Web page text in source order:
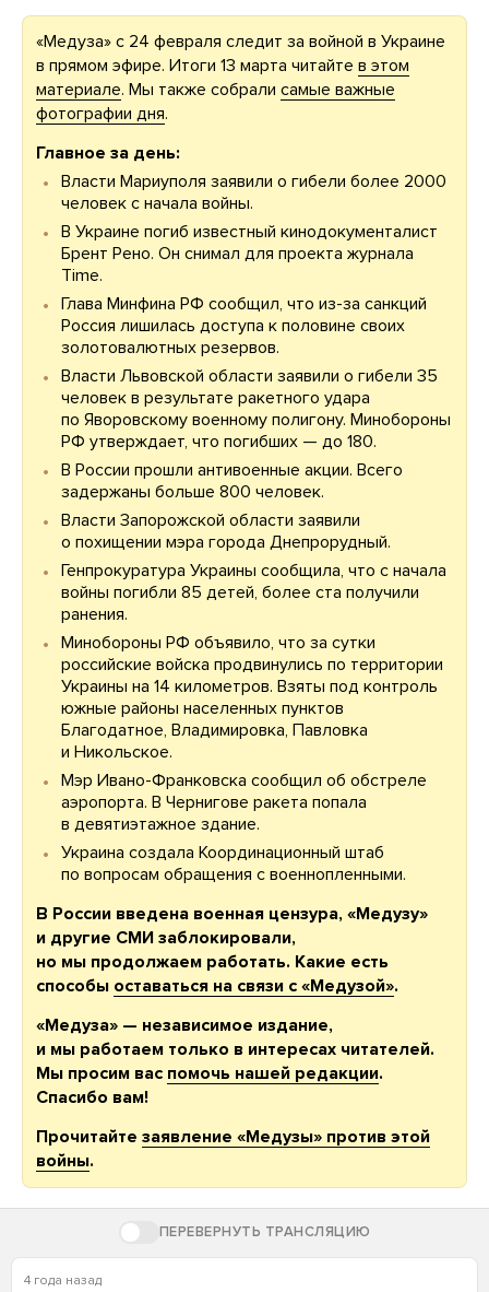
«Медуза» с 24 февраля следит за войной в Украине
в прямом эфире. Итоги 13 марта читайте в этом
материале. Мы также собрали самые важные
фотографии дня.
Главное за день:
Власти Мариуполя заявили о гибели более 2000
человек с начала войны.
В Украине погиб известный кинодокументалист
Брент Рено. Он снимал для проекта журнала
Time.
Глава Минфина РФ сообщил, что из-за санкций
Россия лишилась доступа к половине своих
золотовалютных резервов.
Власти Львовской области заявили о гибели 35
человек в результате ракетного удара
по Яворовскому военному полигону. Минобороны
РФ утверждает, что погибших — до 180.
В России прошли антивоенные акции. Всего
задержаны больше 800 человек.
Власти Запорожской области заявили
о похищении мэра города Днепрорудный.
Генпрокуратура Украины сообщила, что с начала
войны погибли 85 детей, более ста получили
ранения.
Минобороны РФ объявило, что за сутки
российские войска продвинулись по территории
Украины на 14 километров. Взяты под контроль
южные районы населенных пунктов
Благодатное, Владимировка, Павловка
и Никольское.
Мэр Ивано-Франковска сообщил об обстреле
аэропорта. В Чернигове ракета попала
в девятиэтажное здание.
Украина создала Координационный штаб
по вопросам обращения с военнопленными.
В России введена военная цензура, «Медузу»
и другие СМИ заблокировали,
но мы продолжаем работать. Какие есть
способы оставаться на связи с «Медузой».
«Медуза» — независимое издание,
и мы работаем только в интересах читателей.
Мы просим вас помочь нашей редакции.
Спасибо вам!
Прочитайте заявление «Медузы» против этой
войны.
ПЕРЕВЕРНУТЬ ТРАНСЛЯЦИЮ
4 года назад